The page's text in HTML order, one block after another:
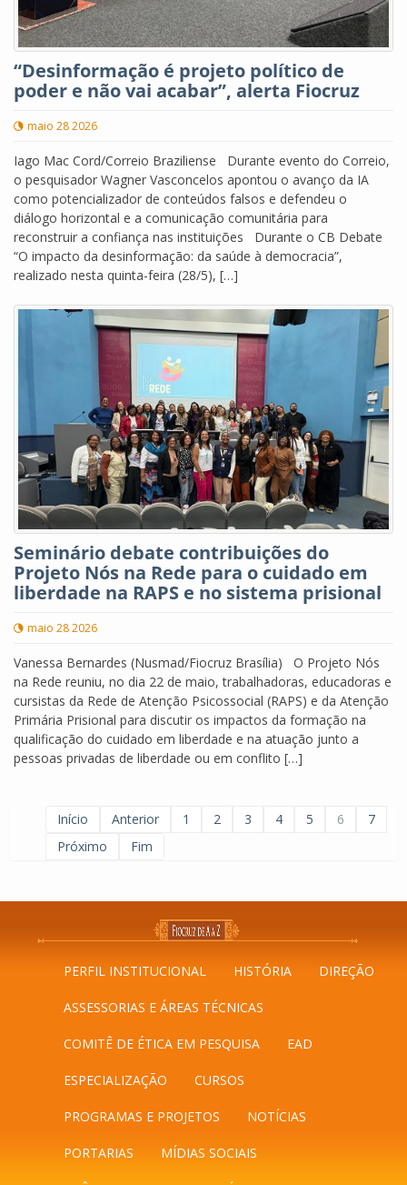
“Desinformação é projeto político de
poder e não vai acabar”, alerta Fiocruz
maio 28 2026
Iago Mac Cord/Correio Braziliense Durante evento do Correio,
o pesquisador Wagner Vasconcelos apontou o avanço da IA
como potencializador de conteúdos falsos e defendeu o
diálogo horizontal e a comunicação comunitária para
reconstruir a confiança nas instituições Durante o CB Debate
“O impacto da desinformação: da saúde à democracia”,
realizado nesta quinta-feira (28/5), […]
Seminário debate contribuições do
Projeto Nós na Rede para o cuidado em
liberdade na RAPS e no sistema prisional
maio 28 2026
Vanessa Bernardes (Nusmad/Fiocruz Brasília) O Projeto Nós
na Rede reuniu, no dia 22 de maio, trabalhadoras, educadoras e
cursistas da Rede de Atenção Psicossocial (RAPS) e da Atenção
Primária Prisional para discutir os impactos da formação na
qualificação do cuidado em liberdade e na atuação junto a
pessoas privadas de liberdade ou em conflito […]
Início Anterior 1 2 3 4 5 6
7
Próximo
Fim
PERFIL INSTITUCIONAL HISTÓRIA DIREÇÃO
ASSESSORIAS E ÁREAS TÉCNICAS
COMITÊ DE ÉTICA EM PESQUISA EAD
ESPECIALIZAÇÃO CURSOS
PROGRAMAS E PROJETOS NOTÍCIAS
PORTARIAS MÍDIAS SOCIAIS